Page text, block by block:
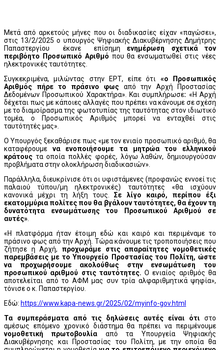
Μετά από αρκετούς μήνες που οι διαδικασίες είχαν «παγώσει»,
στις 13/2/2025 ο υπουργός Ψηφιακής Διακυβέρνησης Δημήτρης
Παπαστεργίου έκανε επίσημη ενημέρωση σχετικά τον
περιβόητο Προσωπικό Αριθμό που θα ενσωματωθεί στις νέες
ηλεκτρονικές ταυτότητες.
Συγκεκριμένα, μιλώντας στην ΕΡΤ, είπε ότι «ο Προσωπικός
Αριθμός πήρε το πράσινο φως από την Αρχή Προστασίας
Δεδομένων Προσωπικού Χαρακτήρα». Και συμπλήρωσε: «Η Αρχή
δέχεται πως με κάποιες αλλαγές που πρέπει να κάνουμε σε σχέση
με το διαμοίρασμα της φωτοτυπίας της ταυτότητας στον ιδιωτικό
τομέα, ο Προσωπικός Αριθμός μπορεί να ενταχθεί στις
ταυτότητές μας».
Ο Υπουργός ξεκαθάρισε πως «με τον ενιαίο προσωπικό αριθμό, θα
καταφέρουμε να ενοποιήσουμε τα μητρώα του ελληνικού
κράτους τα οποία πολλές φορές, λόγω λαθών, δημιουργούσαν
προβλήματα στην ολοκλήρωση διαδικασιών».
Παράλληλα, διευκρίνισε ότι οι υφιστάμενες (προφανώς εννοεί τις
παλαιού τύπου/μη ηλεκτρονικές) ταυτότητες «θα ισχύουν
κανονικά μέχρι τη λήξη τους.Σε λίγο καιρό, περίπου έξι
εκατομμύρια πολίτες που θα βγάλουν ταυτότητες, θα έχουν τη
δυνατότητα ενσωμάτωσης του Προσωπικού Αριθμού σε
αυτές»
«Η πλατφόρμα ήταν έτοιμη εδώ και καιρό και περιμέναμε το
πράσινο φως από την Αρχή. Τώρα κάνουμε τις τροποποιήσεις που
ζήτησε η Αρχή, προχωράμε στις απαραίτητες νομοθετικές
παρεμβάσεις με το Υπουργείο Προστασίας του Πολίτη, ώστε
να προχωρήσουμε ακολούθως στην ενσωμάτωση του
προσωπικού αριθμού στις ταυτότητες. Ο ενιαίος αριθμός θα
αποτελείται από το ΑΦΜ μας συν τρία αλφαριθμητικά ψηφία»,
τόνισε ο κ. Παπαστεργίου.
Εδώ: https://www.kapa-news.gr/2025/02/myinfo-gov.html
Τα συμπεράσματα από τις δηλώσεις αυτές είναι ότι στο
αμέσως επόμενο χρονικό διάστημα θα πρέπει να περιμένουμε
νομοθετική πρωτοβουλία από τα Υπουργεία Ψηφιακής
Διακυβέρνησης και Προστασίας του Πολίτη, με την οποία θα